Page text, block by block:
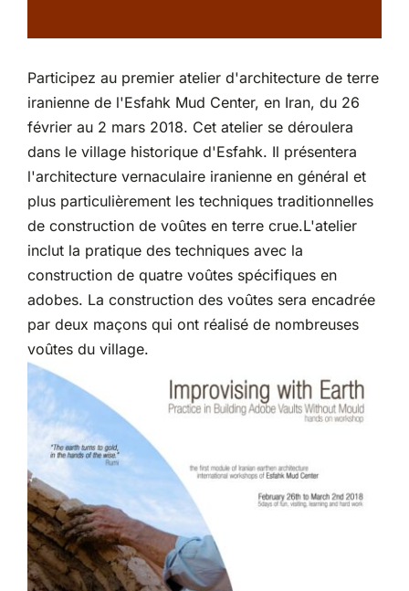
Partenariats
Participez au premier atelier d'architecture de terre
iranienne de l'Esfahk Mud Center, en Iran, du 26
février au 2 mars 2018. Cet atelier se déroulera
dans le village historique d'Esfahk. Il présentera
l'architecture vernaculaire iranienne en général et
plus particulièrement les techniques traditionnelles
de construction de voûtes en terre crue.L'atelier
inclut la pratique des techniques avec la
construction de quatre voûtes spécifiques en
adobes. La construction des voûtes sera encadrée
par deux maçons qui ont réalisé de nombreuses
voûtes du village.